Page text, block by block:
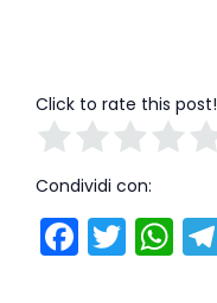
Click to rate this post!
Condividi con:
F
a
T
w
W
h